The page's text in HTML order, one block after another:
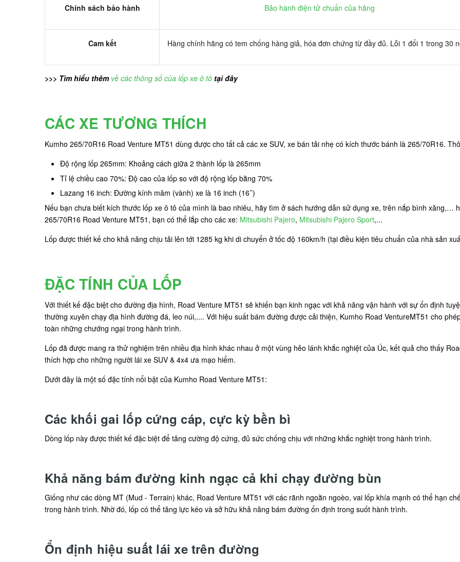
Chính sách bảo hành Bảo hành điện tử chuẩn của hãng
Cam kết Hàng chính hãng có tem chống hàng giả, hóa đơn chứng từ đầy đủ. Lỗi 1 đổi 1 trong 30
>>> Tìm hiểu thêm về các thông số của lốp xe ô tô tại đây
CÁC XE TƯƠNG THÍCH
Kumho 265/70R16 Road Venture MT51 dùng được cho tất cả các xe SUV, xe bán tải nhẹ có kích thước bánh là 265/70R16.
Độ rộng lốp 265mm: Khoảng cách giữa 2 thành lốp là 265mm
Tỉ lệ chiều cao 70%: Độ cao của lốp so với độ rộng lốp bằng 70%
Lazang 16 inch: Đường kính mâm (vành) xe là 16 inch (16’’)
Nếu bạn chưa biết kích thước lốp xe ô tô của mình là bao nhiêu, hãy tìm ở sách hướng dẫn sử dụng xe, trên nắp bình xăng,…
265/70R16 Road Venture MT51, bạn có thể lắp cho các xe: Mitsubishi Pajero, Mitsubishi Pajero Sport,...
Lốp được thiết kế cho khả năng chịu tải lên tới 1285 kg khi di chuyển ở tốc độ 160km/h (tại điều kiện tiêu chuẩn của nhà sản
ĐẶC TÍNH CỦA LỐP
Với thiết kế đặc biệt cho đường địa hình, Road Venture MT51 sẽ khiến bạn kinh ngạc với khả năng vận hành với sự ổn định
thường xuyên chạy địa hình đường đá, leo núi,.... Với hiệu suất bám đường được cải thiện, Kumho Road VentureMT51 cho
toàn những chướng ngại trong hành trình.
Lốp đã được mang ra thử nghiệm trên nhiều địa hình khác nhau ở một vùng hẻo lánh khắc nghiệt của Úc, kết quả cho thấy
thích hợp cho những người lái xe SUV & 4x4 ưa mạo hiểm.
Dưới đây là một số đặc tính nổi bật của Kumho Road Venture MT51:
Các khối gai lốp cứng cáp, cực kỳ bền bì
Dòng lốp này được thiết kế đặc biệt để tăng cường độ cứng, đủ sức chống chịu với những khắc nghiệt trong hành trình.
Khả năng bám đường kinh ngạc cả khi chạy đường bùn
Giống như các dòng MT (Mud - Terrain) khác, Road Venture MT51 với các rãnh ngoằn ngoèo, vai lốp khía mạnh có thể hạn
trong hành trình. Nhờ đó, lốp có thể tăng lực kéo và sở hữu khả năng bám đường ổn định trong suốt hành trình.
Ổn định hiệu suất lái xe trên đường